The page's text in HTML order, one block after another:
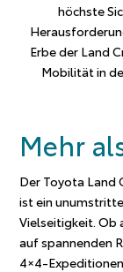
höchste
Erbe der Land
Mobilität in
Mehr
Der Toyota Land
ist ein
Vielseitigkeit. Ob
auf spannenden
4×4-